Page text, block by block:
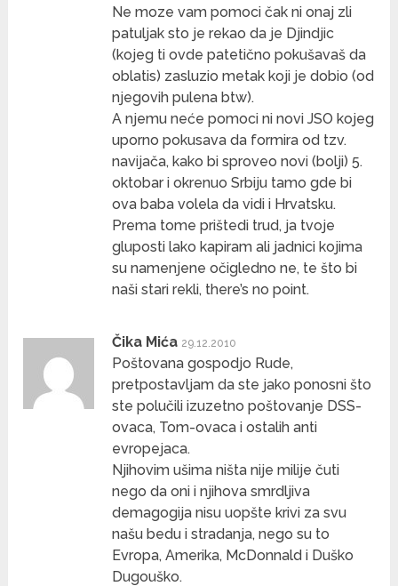
Ne moze vam pomoci čak ni onaj zli
patuljak sto je rekao da je Djindjic
(kojeg ti ovde patetično pokušavaš da
oblatis) zasluzio metak koji je dobio (od
njegovih pulena btw).
A njemu neće pomoci ni novi JSO kojeg
uporno pokusava da formira od tzv.
navijača, kako bi sproveo novi (bolji) 5.
oktobar i okrenuo Srbiju tamo gde bi
ova baba volela da vidi i Hrvatsku.
Prema tome prištedi trud, ja tvoje
gluposti lako kapiram ali jadnici kojima
su namenjene očigledno ne, te što bi
naši stari rekli, there’s no point.
Čika Mića 29.12.2010
Poštovana gospodjo Rude,
pretpostavljam da ste jako ponosni što
ste polučili izuzetno poštovanje DSS-
ovaca, Tom-ovaca i ostalih anti
evropejaca.
Njihovim ušima ništa nije milije čuti
nego da oni i njihova smrdljiva
demagogija nisu uopšte krivi za svu
našu bedu i stradanja, nego su to
Evropa, Amerika, McDonnald i Duško
Dugouško.